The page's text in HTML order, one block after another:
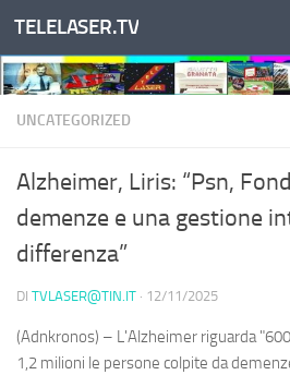
Salta al contenuto
TELELASER.TV
UNCATEGORIZED
Alzheimer, Liris: “Psn,
demenze e una gestione
differenza”
DI TVLASER@TIN.IT · 12/11/2025
(Adnkronos) – L'Alzheimer riguarda
1,2 milioni le persone colpite da